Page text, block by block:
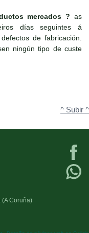
mercados ? as
días seguintes á
de fabricación.
ningún tipo de custe
^ Subir ^
(A Coruña)